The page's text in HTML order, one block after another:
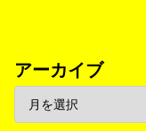
アーカイブ